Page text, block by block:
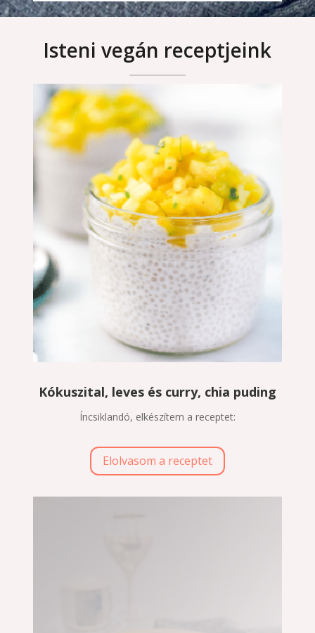
Isteni vegán receptjeink
Kókuszital, leves és curry, chia puding
Íncsiklandó, elkészítem a receptet:
Elolvasom a receptet